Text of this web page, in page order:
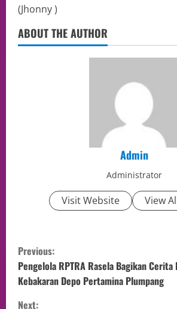
(Jhonny )
ABOUT THE AUTHOR
Admin
Administrator
Visit Website View
Previous:
Pengelola RPTRA Rasela Bagikan
Kebakaran Depo Pertamina Plumpang
Next: